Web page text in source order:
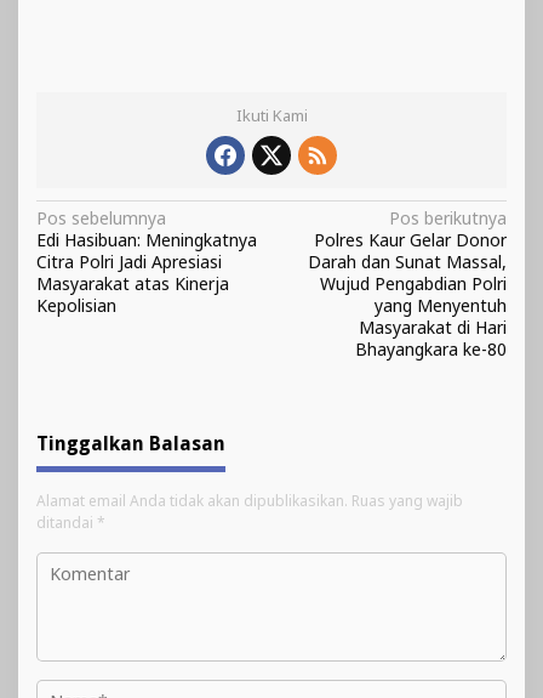
Ikuti Kami
Navigasi
pos
Pos sebelumnya
Edi Hasibuan: Meningkatnya
Citra Polri Jadi Apresiasi
Masyarakat atas Kinerja
Kepolisian
Pos berikutnya
Polres Kaur Gelar Donor
Darah dan Sunat Massal,
Wujud Pengabdian Polri
yang Menyentuh
Masyarakat di Hari
Bhayangkara ke-80
Tinggalkan Balasan
Alamat email Anda tidak akan dipublikasikan. Ruas yang wajib
ditandai *